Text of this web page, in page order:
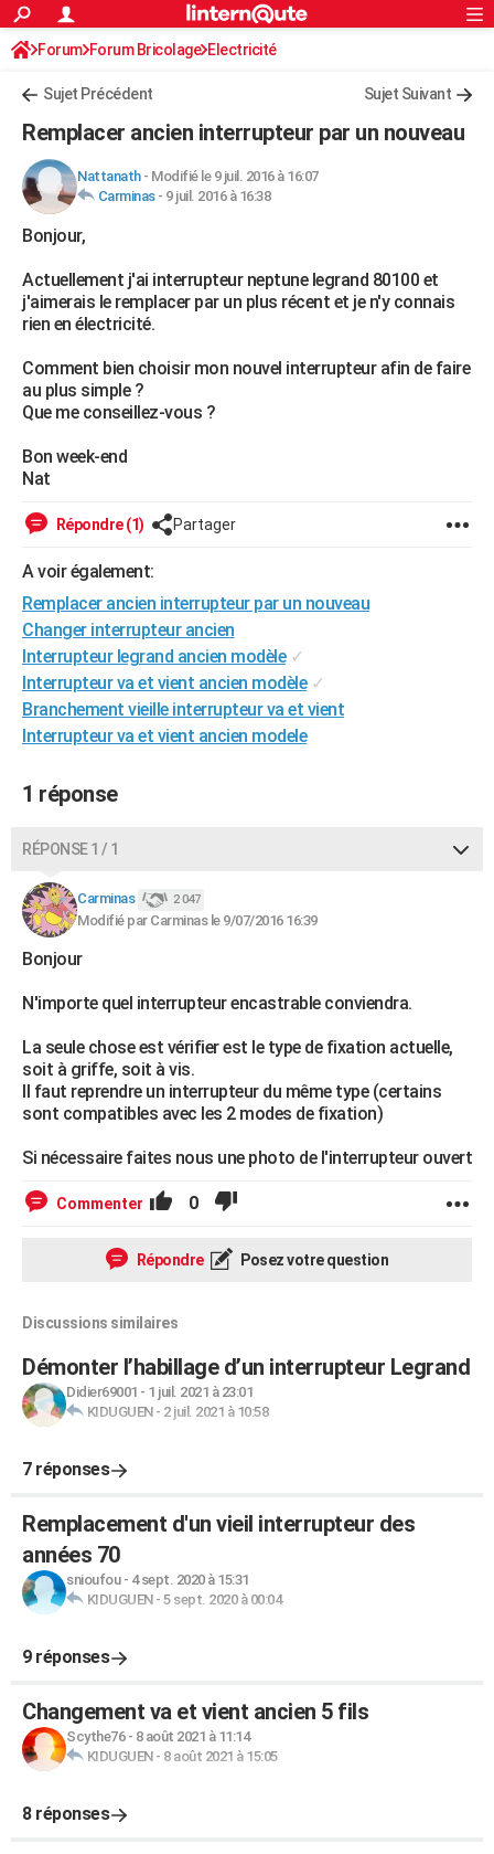
ACTUALITÉS
Politique
Société
Faits Divers
Education
Monde
Villes
+
FINANCE
Retraite
Impôts
Epargne
Immobilier
Risques naturels par ville
Banque
Assurance
Crédit
AUTO
Essais
Réserver un essai
Citadines
Berlines
SUV
Forum auto
+HIGH-TECH
Mobiles
Meilleur smartphone
Internet
Ordinateurs
Jeux vidéo
Guide high-tech
+BRICOLAGE
Forum
Aménagement intérieur
Extérieur
Cuisine
Salle de bains
Jardinage
Rangement
Guides de France
Escapades
Patrimoine
Expositions
Musées
Week-end nature
LIFESTYLE
Art de vivre
Bien-être
Loisirs
ModeModes de vie
Alimentation
Guide de la santé
Maladies
Médicaments
Sommeil
VOYAGE
Destinations
City break
Voyage nature
Voyage de noces
Forum
Climat
PHOTO
GUIDES D'ACHAT
BONS PLANS
CARTE DE VOEUX
Carte de Noël
Carte Bonne année
Carte Saint-Valentin
Carte Pâques
Carte d'anniversaire
DICTIONNAIRE
Dictionnaire
Biographies
Citations
Expressions
Proverbes
PROGRAMME TV
COPAINS D'AVANT
FORUM
Bricolage
Lifestyle
Culture
Sport
Auto
Television
Voyage
Cinema
S'inscrire
Connexion
Forum Forum Bricolage Electricité
Sujet Précédent Sujet Suivant
Remplacer ancien interrupteur par un nouveau
Nattanath- Modifié le 9 juil. 2016 à 16:07
Carminas- 9 juil. 2016 à 16:38
Bonjour,
Actuellement j'ai interrupteur neptune legrand 80100 et
j'aimerais le remplacer par un plus récent et je n'y connais
rien en électricité.
Comment bien choisir mon nouvel interrupteur afin de faire
au plus simple ?
Que me conseillez-vous ?
Bon week-end
Nat
Répondre (1) Partager
A voir également:
Remplacer ancien interrupteur par un nouveau
Changer interrupteur ancien
Interrupteur legrand ancien modèle ✓
Interrupteur va et vient ancien modèle ✓
Branchement vieille interrupteur va et vient
Interrupteur va et vient ancien modele
1 réponse
RÉPONSE 1 / 1
Carminas 2 047
Modifié par Carminas le 9/07/2016 16:39
Bonjour
N'importe quel interrupteur encastrable conviendra.
La seule chose est vérifier est le type de fixation actuelle,
soit à griffe, soit à vis.
Il faut reprendre un interrupteur du même type (certains
sont compatibles avec les 2 modes de fixation)
Si nécessaire faites nous une photo de l'interrupteur ouvert
Commenter 0
Répondre Posez votre question
Discussions similaires
Démonter l’habillage d’un interrupteur Legrand
Didier69001 - 1 juil. 2021 à 23:01
KIDUGUEN- 2 juil. 2021 à 10:58
7 réponses
Remplacement d'un vieil interrupteur des
années 70
snioufou- 4 sept. 2020 à 15:31
KIDUGUEN- 5 sept. 2020 à 00:04
9 réponses
Changement va et vient ancien 5 fils
Scythe76- 8 août 2021 à 11:14
KIDUGUEN- 8 août 2021 à 15:05
8 réponses